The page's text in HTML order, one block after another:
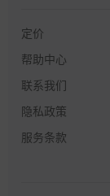
定价
帮助中心
联系我们
隐私政策
服务条款